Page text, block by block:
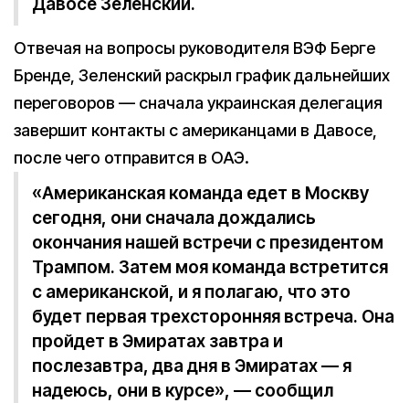
Давосе Зеленский.
Отвечая на вопросы руководителя ВЭФ Берге
Бренде, Зеленский раскрыл график дальнейших
переговоров — сначала украинская делегация
завершит контакты с американцами в Давосе,
после чего отправится в ОАЭ.
«Американская команда едет в Москву
сегодня, они сначала дождались
окончания нашей встречи с президентом
Трампом. Затем моя команда встретится
с американской, и я полагаю, что это
будет первая трехсторонняя встреча. Она
пройдет в Эмиратах завтра и
послезавтра, два дня в Эмиратах — я
надеюсь, они в курсе», — сообщил